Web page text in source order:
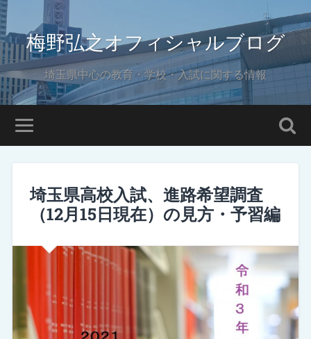
梅野弘之オフィシャルブログ
埼玉県中心の教育・学校・入試に関する情報
埼玉県高校入試、進路希望調査
（12月15日現在）の見方・予習編